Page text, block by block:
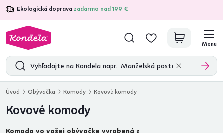
Ekologická doprava zadarmo nad 199 €
4,7 31 333overených produktových recenzií
Menu
Úvod Obývačka Komody Kovové komody
Kovové komody
Komoda vo vašej obývačke vyrobená z